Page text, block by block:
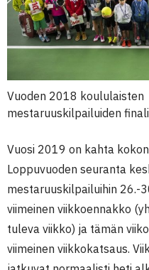
Vuoden 2018 koululaisten
mestaruuskilpailuiden
Vuosi 2019 on kahta
Loppuvuoden seuranta
mestaruuskilpailuihin 26.-
viimeinen viikkoennakko
tuleva viikko) ja tämän
viimeinen viikkokatsaus.